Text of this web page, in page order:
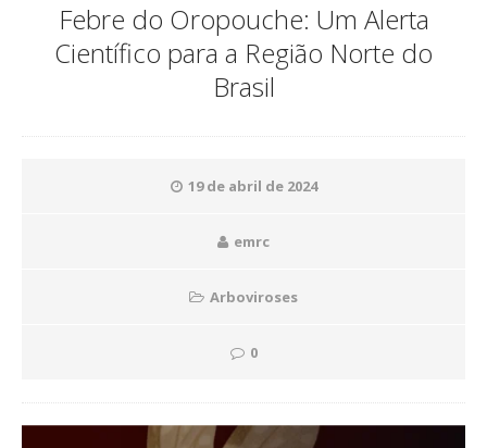
Febre do Oropouche: Um Alerta
Científico para a Região Norte do
Brasil
19 de abril de 2024
emrc
Arboviroses
0